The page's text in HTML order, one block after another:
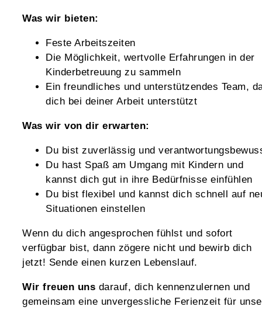
Was wir bieten:
Feste Arbeitszeiten
Die Möglichkeit, wertvolle Erfahrungen in der
Kinderbetreuung zu sammeln
Ein freundliches und unterstützendes Team,
dich bei deiner Arbeit unterstützt
Was wir von dir erwarten:
Du bist zuverlässig und
Du hast Spaß am Umgang mit Kindern und
kannst dich gut in ihre Bedürfnisse einfühlen
Du bist flexibel und kannst dich schnell auf
Situationen einstellen
Wenn du dich angesprochen fühlst und sofort
verfügbar bist, dann zögere nicht und bewirb dich
jetzt! Sende einen kurzen Lebenslauf.
Wir freuen uns darauf, dich kennenzulernen und
gemeinsam eine unvergessliche Ferienzeit für